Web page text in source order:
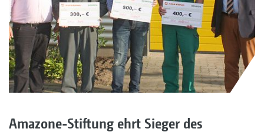
Amazone-Stiftung ehrt Sieger des